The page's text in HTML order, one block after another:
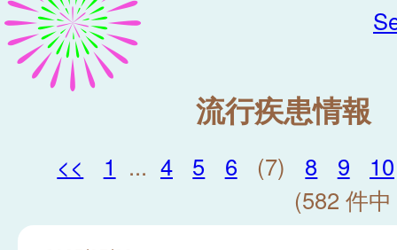
流行疾患情報
<< 1 ... 4 5 6 (7) 8 9
10
(582 件